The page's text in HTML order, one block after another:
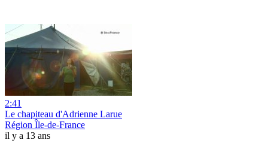
2:41
Le chapiteau d'Adrienne Larue
Région Île-de-France
il y a 13 ans